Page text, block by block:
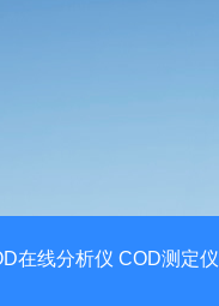
在线分析仪 COD测定仪